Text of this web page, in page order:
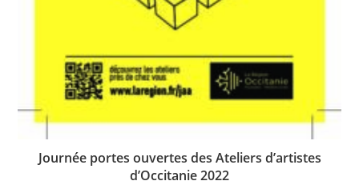
Journée portes ouvertes des Ateliers d’artistes
d’Occitanie 2022